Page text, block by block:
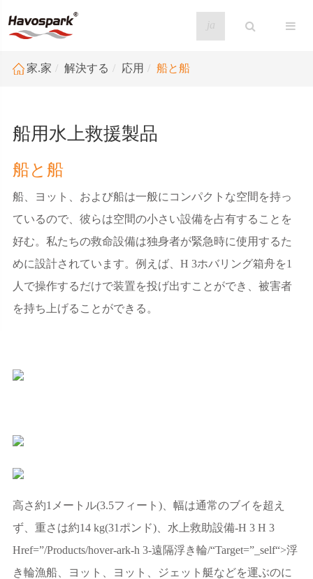
ja
家.家 解決する 応用 船と船
船用水上救援製品
船と船
船、ヨット、および船は一般にコンパクトな空間を持っ
ているので、彼らは空間の小さい設備を占有することを
好む。私たちの救命設備は独身者が緊急時に使用するた
めに設計されています。例えば、H 3ホバリング箱舟を1
人で操作するだけで装置を投げ出すことができ、被害者
を持ち上げることができる。
高さ約1メートル(3.5フィート)、幅は通常のブイを超え
ず、重さは約14 kg(31ポンド)、水上救助設備-H 3 H 3
Href=”/Products/hover-ark-h 3-遠隔浮き輪/“Target=”_self“>浮
き輪漁船、ヨット、ヨット、ジェット艇などを運ぶのに